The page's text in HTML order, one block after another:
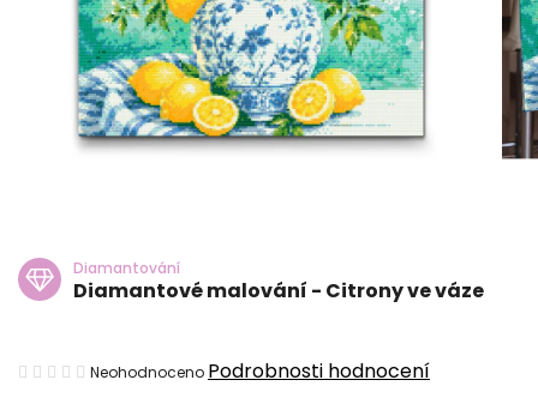
Diamantování
Diamantové malování - Citrony ve váze
Průměrné
Neohodnoceno Podrobnosti hodnocení